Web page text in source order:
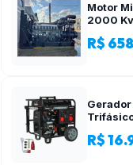
Motor
2000
R$
R$